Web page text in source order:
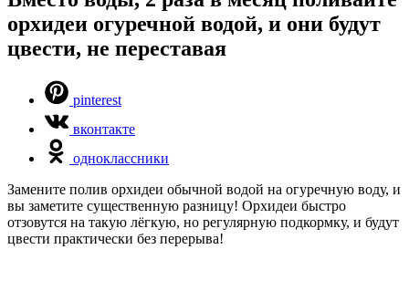
орхидеи огуречной водой, и они будут
цвести, не переставая
pinterest
вконтакте
одноклассники
Замените полив орхидеи обычной водой на огуречную воду, и
вы заметите существенную разницу! Орхидеи быстро
отзовутся на такую лёгкую, но регулярную подкормку, и будут
цвести практически без перерыва!